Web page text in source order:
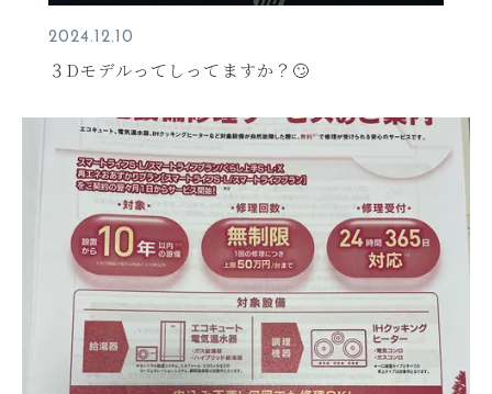
2024.12.10
３Dモデルってしってますか？🙄